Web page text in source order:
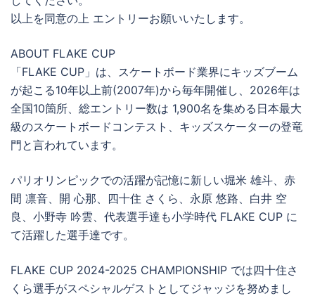
以上を同意の上 エントリーお願いいたします。
ABOUT FLAKE CUP
「FLAKE CUP」は、スケートボード業界にキッズブーム
が起こる10年以上前(2007年)から毎年開催し、2026年は
全国10箇所、総エントリー数は 1,900名を集める日本最大
級のスケートボードコンテスト、キッズスケーターの登竜
門と言われています。
パリオリンピックでの活躍が記憶に新しい堀米 雄斗、赤
間 凛音、開 心那、四十住 さくら、永原 悠路、白井 空
良、小野寺 吟雲、代表選手達も小学時代 FLAKE CUP に
て活躍した選手達です。
FLAKE CUP 2024-2025 CHAMPIONSHIP では四十住さ
くら選手がスペシャルゲストとしてジャッジを努めまし